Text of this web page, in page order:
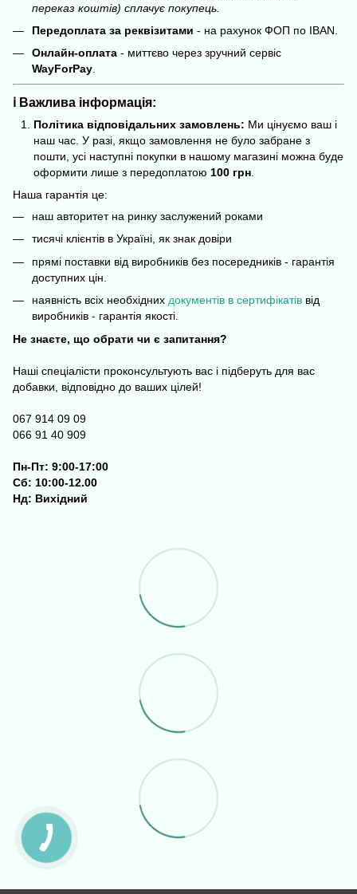
переказ коштів) сплачує покупець.
Передоплата за реквізитами - на рахунок ФОП по IBAN.
Онлайн-оплата - миттєво через зручний сервіс
WayForPay.
ℹ️ Важлива інформація:
Політика відповідальних замовлень: Ми цінуємо ваш і
наш час. У разі, якщо замовлення не було забране з
пошти, усі наступні покупки в нашому магазині можна буде
оформити лише з передоплатою 100 грн
Наша гарантія це:
наш авторитет на ринку заслужений роками
тисячі клієнтів в Україні, як знак довіри
прямі поставки від виробників без посередників - гарантія
доступних цін.
наявність всіх необхідних документів в сертифікатів від
виробників - гарантія якості.
Не знаєте, що обрати чи є запитання?
Наші спеціалісти проконсультують вас і підберуть для вас
добавки, відповідно до ваших цілей!
067 914 09 09
066 91 40 909
Пн-Пт: 9:00-17:00
Сб: 10:00-12.00
Нд: Вихідний